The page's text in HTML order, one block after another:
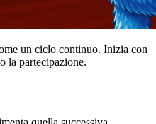
un ciclo continuo. Inizia con
la partecipazione.